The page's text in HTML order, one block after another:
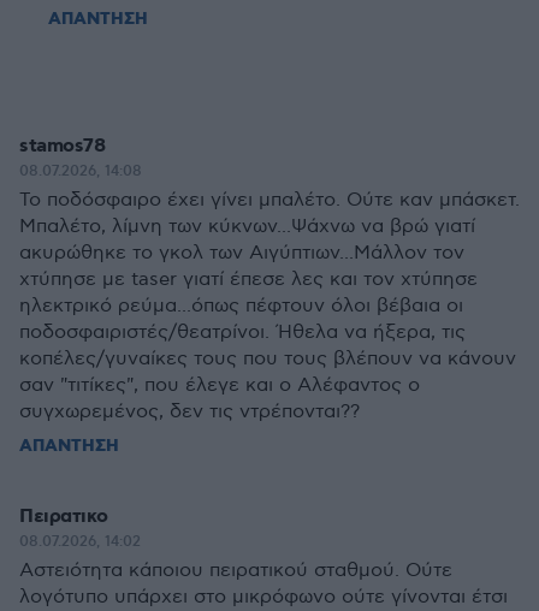
ΑΠΑΝΤΗΣΗ
stamos78
08.07.2026, 14:08
Το ποδόσφαιρο έχει γίνει μπαλέτο. Ούτε καν μπάσκετ.
Μπαλέτο, λίμνη των κύκνων...Ψάχνω να βρώ γιατί
ακυρώθηκε το γκολ των Αιγύπτιων...Μάλλον τον
χτύπησε με taser γιατί έπεσε λες και τον χτύπησε
ηλεκτρικό ρεύμα...όπως πέφτουν όλοι βέβαια οι
ποδοσφαιριστές/θεατρίνοι. Ήθελα να ήξερα, τις
κοπέλες/γυναίκες τους που τους βλέπουν να κάνουν
σαν "τιτίκες", που έλεγε και ο Αλέφαντος ο
συγχωρεμένος, δεν τις ντρέπονται??
ΑΠΑΝΤΗΣΗ
Πειρατικο
08.07.2026, 14:02
Αστειότητα κάποιου πειρατικού σταθμού. Ούτε
λογότυπο υπάρχει στο μικρόφωνο ούτε γίνονται έτσι